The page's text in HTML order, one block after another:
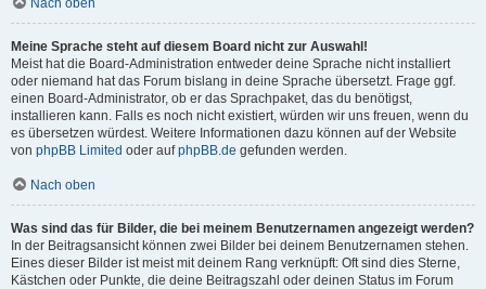
Nach oben
Meine Sprache steht auf diesem Board nicht zur Auswahl!
Meist hat die Board-Administration entweder deine Sprache nicht installiert
oder niemand hat das Forum bislang in deine Sprache übersetzt. Frage ggf.
einen Board-Administrator, ob er das Sprachpaket, das du benötigst,
installieren kann. Falls es noch nicht existiert, würden wir uns freuen, wenn du
es übersetzen würdest. Weitere Informationen dazu können auf der Website
von phpBB Limited oder aufphpBB.de gefunden werden.
Nach oben
Was sind das für Bilder, die bei meinem Benutzernamen angezeigt werden?
In der Beitragsansicht können zwei Bilder bei deinem Benutzernamen stehen.
Eines dieser Bilder ist meist mit deinem Rang verknüpft: Oft sind dies Sterne,
Kästchen oder Punkte, die deine Beitragszahl oder deinen Status im Forum